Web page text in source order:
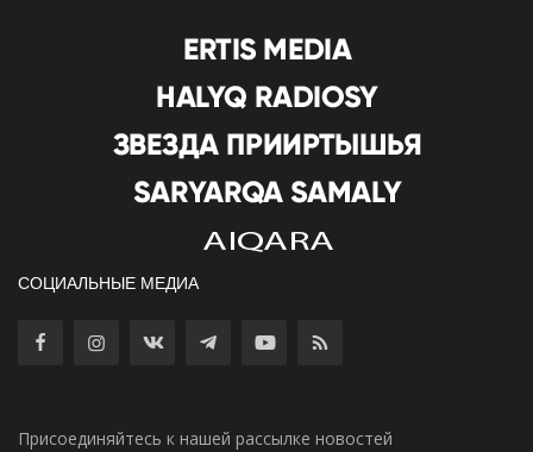
СОЦИАЛЬНЫЕ МЕДИА
Присоединяйтесь к нашей рассылке новостей